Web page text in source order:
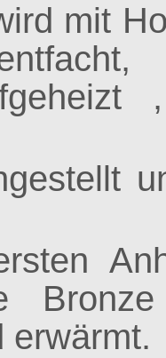
mit
erwärmt.